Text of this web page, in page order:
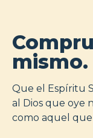
mismo.
Que el Espíritu
al Dios que oye
como aquel